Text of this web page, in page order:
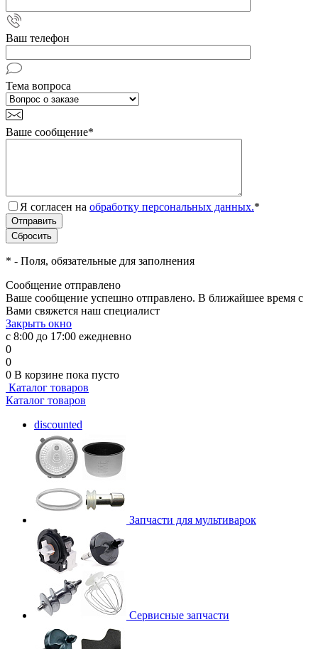
Ваш телефон
Тема вопроса
Ваше сообщение*
Я согласен на обработку персональных данных.*
* - Поля, обязательные для заполнения
Сообщение отправлено
Ваше сообщение успешно отправлено. В ближайшее время с
Вами свяжется наш специалист
Закрыть окно
с 8:00 до 17:00 ежедневно
0
0
0 В корзине пока пусто
Каталог товаров
Каталог товаров
discounted
Запчасти для мультиварок
Сервисные запчасти